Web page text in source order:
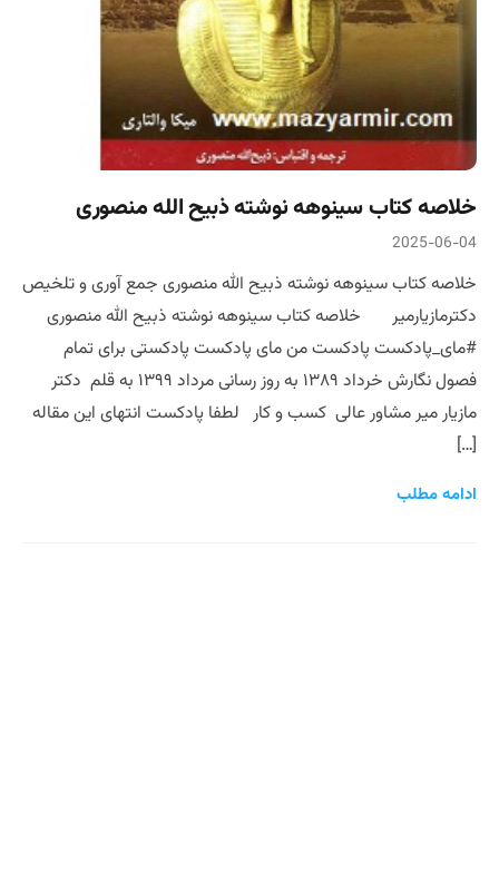
خلاصه کتاب سینوهه نوشته ذبیح الله منصوری
2025-06-04
خلاصه کتاب سینوهه نوشته ذبیح الله منصوری جمع آوری و تلخیص
دکترمازیارمیر خلاصه کتاب سینوهه نوشته ذبیح الله منصوری
#مای_پادکست پادکست من مای پادکست پادکستی برای تمام
فصول نگارش خرداد ۱۳۸۹ به روز رسانی مرداد ۱۳۹۹ به قلم دکتر
مازیار میر مشاور عالی کسب و کار لطفا پادکست انتهای این مقاله
[…]
ادامه مطلب